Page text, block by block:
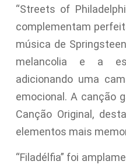
“Streets of
complementam
música de
melancolia e a
adicionando uma
emocional. A canção
Canção Original,
elementos mais
“Filadélfia” foi